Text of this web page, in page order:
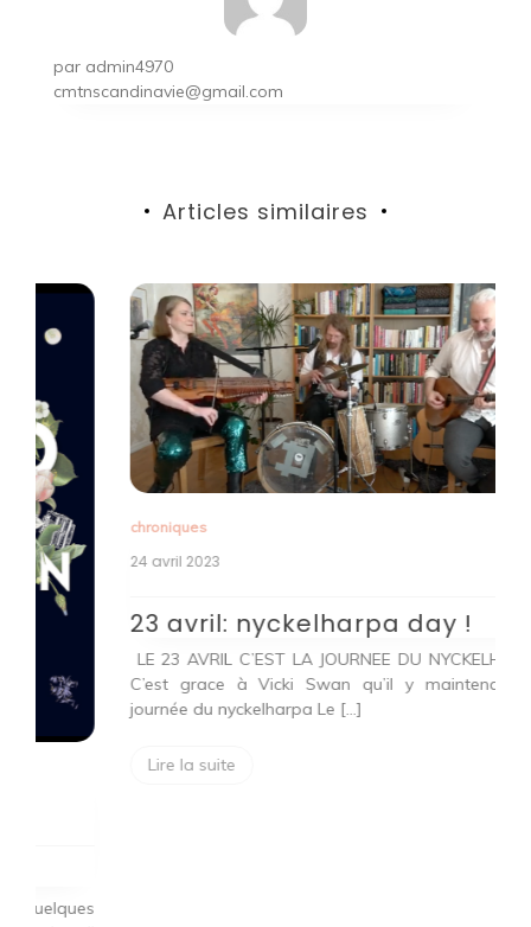
par admin4970
cmtnscandinavie@gmail.com
Articles similaires
chroniques
24 avril 2023
23 avril: nyckelharpa day !
LE 23 AVRIL C’EST LA JOURNEE DU NYCKELHARPA !
C’est grace à Vicki Swan qu’il y maintenant une
journée du nyckelharpa Le […]
Lire la suite